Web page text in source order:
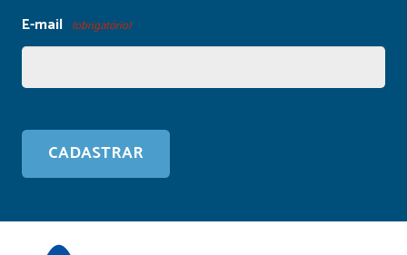
E-mail (obrigatório)